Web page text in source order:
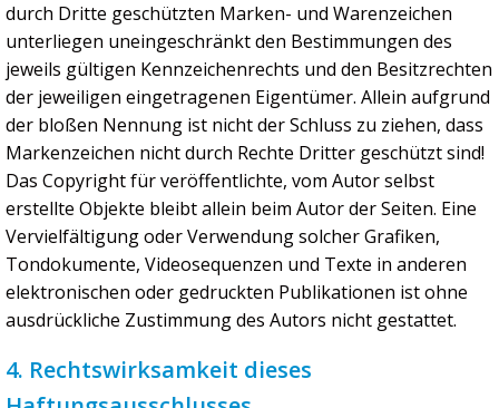
durch Dritte geschützten Marken- und Warenzeichen
unterliegen uneingeschränkt den Bestimmungen des
jeweils gültigen Kennzeichenrechts und den Besitzrechten
der jeweiligen eingetragenen Eigentümer. Allein aufgrund
der bloßen Nennung ist nicht der Schluss zu ziehen, dass
Markenzeichen nicht durch Rechte Dritter geschützt sind!
Das Copyright für veröffentlichte, vom Autor selbst
erstellte Objekte bleibt allein beim Autor der Seiten. Eine
Vervielfältigung oder Verwendung solcher Grafiken,
Tondokumente, Videosequenzen und Texte in anderen
elektronischen oder gedruckten Publikationen ist ohne
ausdrückliche Zustimmung des Autors nicht gestattet.
4. Rechtswirksamkeit dieses